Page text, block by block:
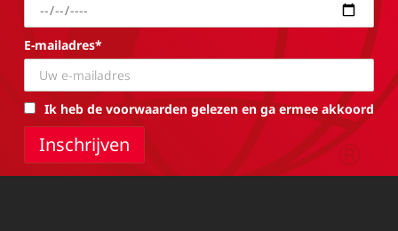
E-mailadres*
Ik heb de voorwaarden gelezen en ga ermee akkoord